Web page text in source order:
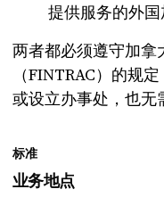
提供服务的外国
两者都必须遵守加拿
（FINTRAC）的规
或设立办事处，也无
标准
业务地点